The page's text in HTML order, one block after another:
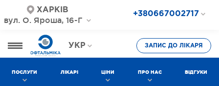
ХАРКІВ
вул. О. Яроша, 16-Г
+380667002717
+380577002717
УКР
РОС
ЗАПИС ДО ЛІКАРЯ
ПОСЛУГИ ЛІКАРІ ЦІНИ ПРО НАС ВІДГУКИ